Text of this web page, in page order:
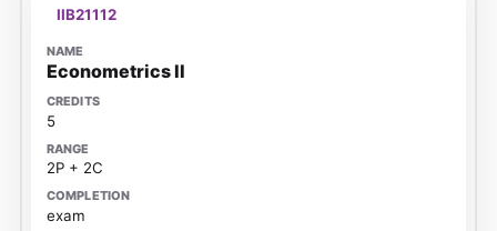
IIB21112
Econometrics II
5
2P + 2C
exam